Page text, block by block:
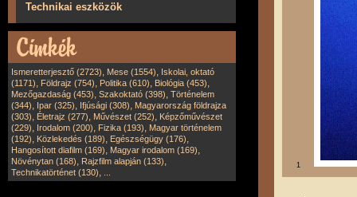
Technikai eszközök
Ismeretterjesztő (2723), Mese (1554), Iskolai, oktató
(1171), Földrajz (754), Politika (610), Biológia (453),
Mezőgazdaság (453), Szakoktató (398), Történelem
(344), Ipar (325), Ifjúsági (308), Magyarország földrajza
(303), Életrajz (277), Művészet (252), Képzőművészet
(229), Irodalom (200), Fizika (193), Magyar történelem
(192), Közlekedés (189), Egészségügy (176),
Hangosított diafilm (169), Magyar irodalom (169),
Növénytan (168), Rajzfilm alapján (133),
Technikatörténet (130),
1